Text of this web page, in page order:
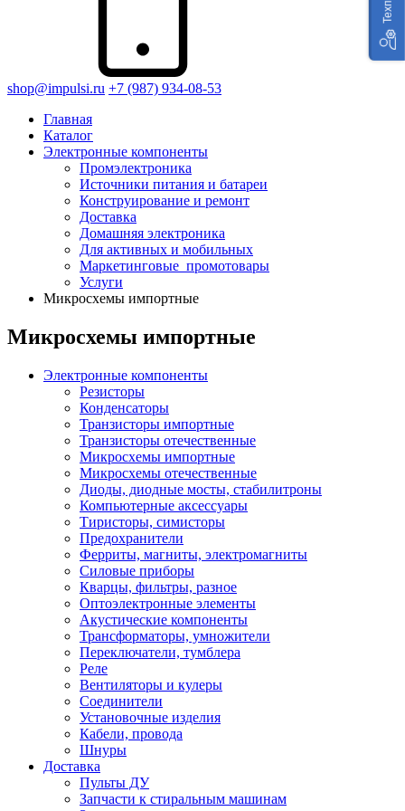
shop@impulsi.ru +7 (987) 934-08-53
Главная
Каталог
Электронные компоненты
Промэлектроника
Источники питания и батареи
Конструирование и ремонт
Доставка
Домашняя электроника
Для активных и мобильных
Маркетинговые_промотовары
Услуги
Микросхемы импортные
Микросхемы импортные
Электронные компоненты
Резисторы
Конденсаторы
Транзисторы импортные
Транзисторы отечественные
Микросхемы импортные
Микросхемы отечественные
Диоды, диодные мосты, стабилитроны
Компьютерные аксессуары
Тиристоры, симисторы
Предохранители
Ферриты, магниты, электромагниты
Силовые приборы
Кварцы, фильтры, разное
Оптоэлектронные элементы
Акустические компоненты
Трансформаторы, умножители
Переключатели, тумблера
Реле
Вентиляторы и кулеры
Соединители
Установочные изделия
Кабели, провода
Шнуры
Доставка
Пульты ДУ
Запчасти к стиральным машинам